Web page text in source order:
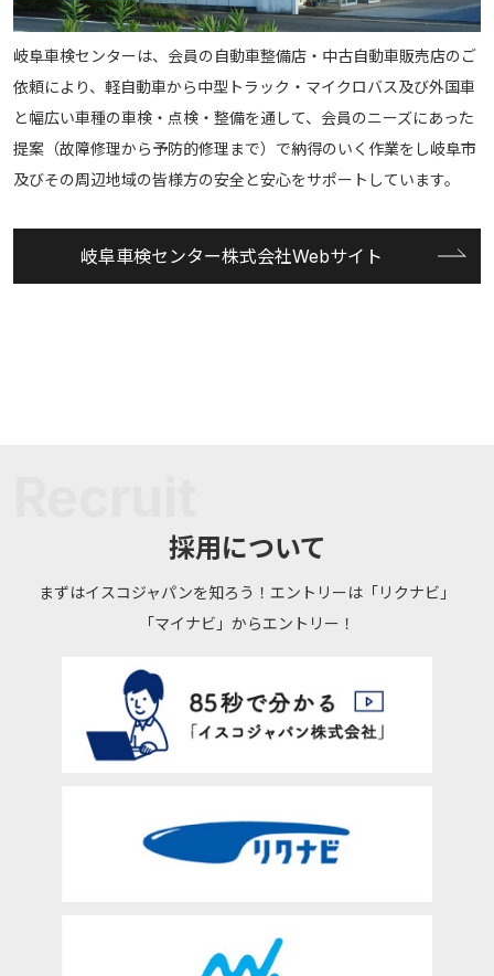
岐阜車検センターは、会員の自動車整備店・中古自動車販売店のご
依頼により、軽自動車から中型トラック・マイクロバス及び外国車
と幅広い車種の車検・点検・整備を通して、会員のニーズにあった
提案（故障修理から予防的修理まで）で納得のいく作業をし岐阜市
及びその周辺地域の皆様方の安全と安心をサポートしています。
岐阜車検センター株式会社Webサイト
採用について
まずはイスコジャパンを知ろう！エントリーは「リクナビ」
「マイナビ」からエントリー！